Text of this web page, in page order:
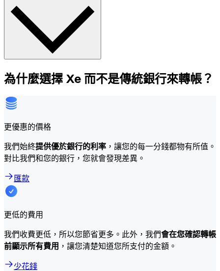
為什麼選擇 Xe 而不是傳統銀行來轉帳？
更優惠的價格
我們始終提供優於銀行的利率 ，讓您的每一分錢都物有所值。
對比我們和您的銀行，您就會發現差異。
匯款
更低的費用
我們收費更低，所以您節省更多。此外，我們會在您確認轉帳
前顯示所有費用 ，讓您清楚知道您所支付的金額。
少花錢